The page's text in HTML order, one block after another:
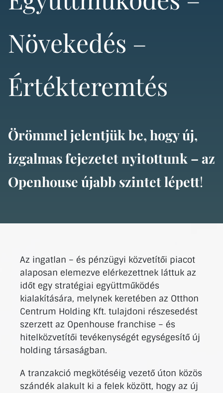
Növekedés –
Értékteremtés
Örömmel jelentjük be, hogy új,
izgalmas fejezetet nyitottunk – az
Openhouse újabb szintet lépett!
Az ingatlan – és pénzügyi közvetítői piacot
alaposan elemezve elérkezettnek láttuk az
időt egy stratégiai együttműködés
kialakítására, melynek keretében az Otthon
Centrum Holding Kft. tulajdoni részesedést
szerzett az Openhouse franchise – és
hitelközvetítői tevékenységét egységesítő új
holding társaságban.
A tranzakció megkötéséig vezető úton közös
szándék alakult ki a felek között, hogy az új